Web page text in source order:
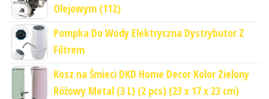
Olejowym (112)
Pompka Do Wody Elektryczna Dystrybutor Z
Filtrem
Kosz na Śmieci DKD Home Decor Kolor Zielony
Różowy Metal (3 L) (2 pcs) (23 x 17 x 23 cm)